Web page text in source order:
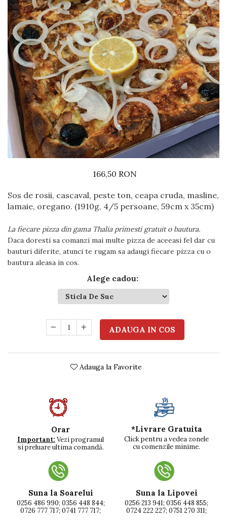
Preparate din vita
Preparate din peste
Garnituri
Salate
Sosuri
Desert
166,50 RON
Sos de rosii, cascaval, peste ton, ceapa cruda, masline,
lamaie, oregano. (1910g, 4/5 persoane, 59cm x 35cm)
La fiecare pizza din gama Thalia primesti gratuit o bautura.
Daca doresti sa comanzi mai multe pizza de aceeasi fel dar cu
bauturi diferite, atunci te rugam sa adaugi fiecare pizza cu o
bautura aleasa in cos.
Alege cadou:
ADAUGA IN COS
Adauga la Favorite
Orar
Important: Vezi programul
si preluare ultima comandă.
*Livrare Gratuita
Click pentru a vedea zonele
cu comenzile minime.
Suna la Soarelui
0256 486 990; 0356 448 844;
0726 777 717; 0741 777 717;
Suna la Lipovei
0256 213 941; 0356 448 855;
0724 222 227; 0751 270 311;